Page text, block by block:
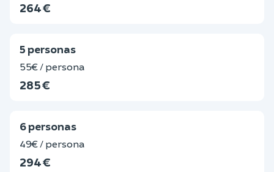
264 €
5 personas
55€ / persona
285 €
6 personas
49€ / persona
294 €